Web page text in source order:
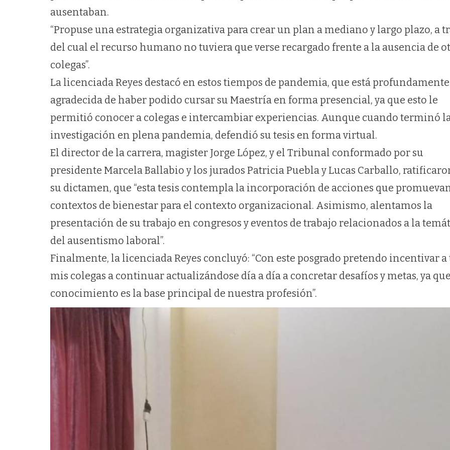
ausentaban.
“Propuse una estrategia organizativa para crear un plan a mediano y largo plazo, a
del cual el recurso humano no tuviera que verse recargado frente a la ausencia de
colegas”.
La licenciada Reyes destacó en estos tiempos de pandemia, que está profundamente
agradecida de haber podido cursar su Maestría en forma presencial, ya que esto le
permitió conocer a colegas e intercambiar experiencias. Aunque cuando terminó
investigación en plena pandemia, defendió su tesis en forma virtual.
El director de la carrera, magister Jorge López, y el Tribunal conformado por su
presidente Marcela Ballabio y los jurados Patricia Puebla y Lucas Carballo,
su dictamen, que “esta tesis contempla la incorporación de acciones que
contextos de bienestar para el contexto organizacional. Asimismo, alentamos la
presentación de su trabajo en congresos y eventos de trabajo relacionados a la
del ausentismo laboral”.
Finalmente, la licenciada Reyes concluyó: “Con este posgrado pretendo incentivar a
mis colegas a continuar actualizándose día a día a concretar desafíos y metas, ya
conocimiento es la base principal de nuestra profesión”.